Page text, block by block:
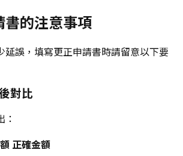
的注意事項
延誤，填寫更正申請書時請留意以下要
對比
正確金額